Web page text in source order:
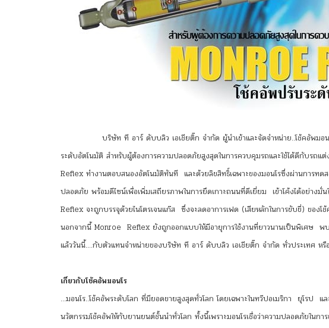
บริษัท ที อาร์ ดับบลิว เอเชียติ๊ก จำกัด ผู้นำเข้าและจัดจำหน่าย..โช้คอัพ
ระดับอัตโนมัติ สำหรับผู้ต้องการความปลอดภัยสูงสุดในการควบคุมรถและใช้ได้ดีกับรถ
Reflex ทำงานตอบสนองอัตโนมัติทันที และด้วยลิขสิทธิ์เฉพาะของมอนโรซึ่งผ่านการท
ปลอดภัย พร้อมดีไซน์เพื่อเพิ่มเสถียรภาพในการยึดเกาะถนนที่ดีเยี่ยม เข้าโค้งได้อย่
Reflex จะถูกบรรจุด้วยไนโตรเจนแก๊ส ซึ่งจะลดอาการเฟด (เสียหลักในการขับขี่) ขอ
นอกจากนี้ Monroe Reflex ยังถูกออกแบบให้มีอายุการใช้งานที่ยาวนานเป็นพิเศษ
แล้ววันนี้….กับตัวแทนจำหน่ายของบริษัท ที อาร์ ดับบลิว เอเชียติ๊ก จำกัด ทั่วประเทศ ห
เกี่ยวกับโช้คอัพมอนโร
…มอนโร..โช้คอัพระดับโลก ที่มียอดขายสูงสุดทั่วโลก โดยเฉพาะในทวีปอเมริกา ยุโรป
นวัตกรรมโช้คอัพให้กับยานยนต์ชั้นนำทั่วโลก ทั้งนี้เพราะมอนโรเชื่อว่าความปลอดภัยใน